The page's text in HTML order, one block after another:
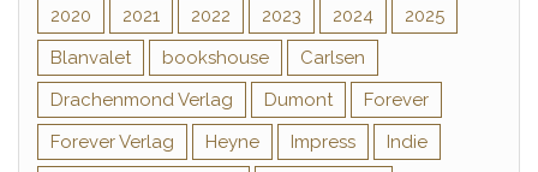
2020
2021 2022 2023 2024
2025
Blanvalet
bookshouse
Carlsen
Drachenmond Verlag
Dumont
Forever
Forever Verlag
Heyne Impress
Indie